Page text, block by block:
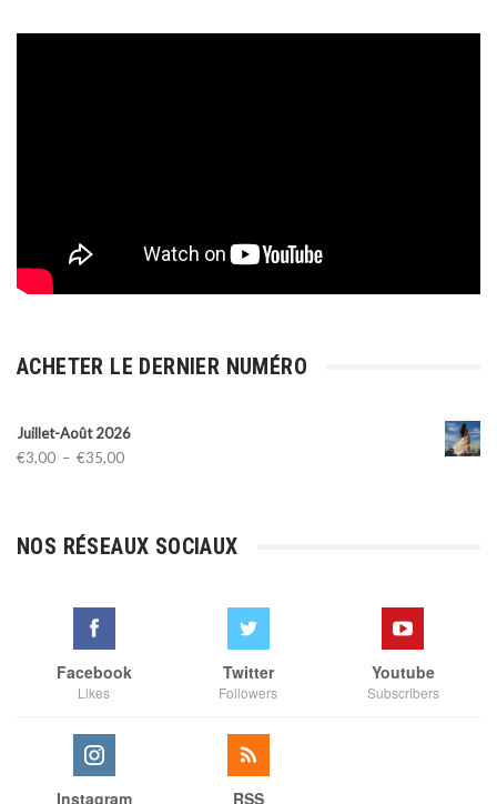
ACHETER LE DERNIER NUMÉRO
Juillet-Août 2026
€3,00 – €35,00Plage
à
NOS RÉSEAUX SOCIAUX
Facebook
Likes
Twitter
Followers
Youtube
Subscribers
Instagram RSS